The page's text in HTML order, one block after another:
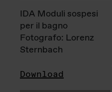
IDA Moduli sospesi
per il bagno
Fotografo: Lorenz
Sternbach
Download